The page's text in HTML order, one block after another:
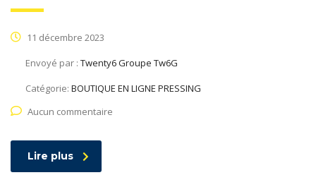
11 décembre 2023
Envoyé par : Twenty6 Groupe Tw6G
Catégorie: BOUTIQUE EN LIGNE PRESSING
Aucun commentaire
Lire plus